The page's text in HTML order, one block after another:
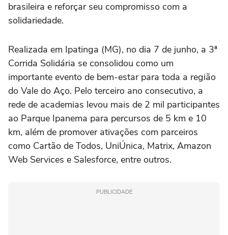
brasileira e reforçar seu compromisso com a
solidariedade.
Realizada em Ipatinga (MG), no dia 7 de junho, a 3ª
Corrida Solidária se consolidou como um
importante evento de bem-estar para toda a região
do Vale do Aço. Pelo terceiro ano consecutivo, a
rede de academias levou mais de 2 mil participantes
ao Parque Ipanema para percursos de 5 km e 10
km, além de promover ativações com parceiros
como Cartão de Todos, UniÚnica, Matrix, Amazon
Web Services e Salesforce, entre outros.
PUBLICIDADE